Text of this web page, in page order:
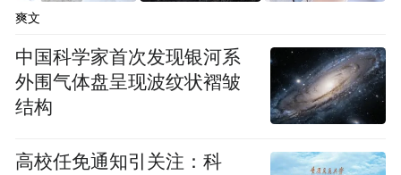
爽文
中国科学家首次发现银河系
外围气体盘呈现波纹状褶皱
结构
高校任免通知引关注：科